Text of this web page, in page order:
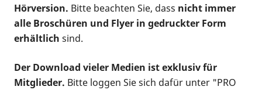
Hörversion. Bitte beachten Sie, dass nicht immer
alle Broschüren und Flyer in gedruckter Form
erhältlich sind.
Der Download vieler Medien ist exklusiv für
Mitglieder. Bitte loggen Sie sich dafür unter "PRO